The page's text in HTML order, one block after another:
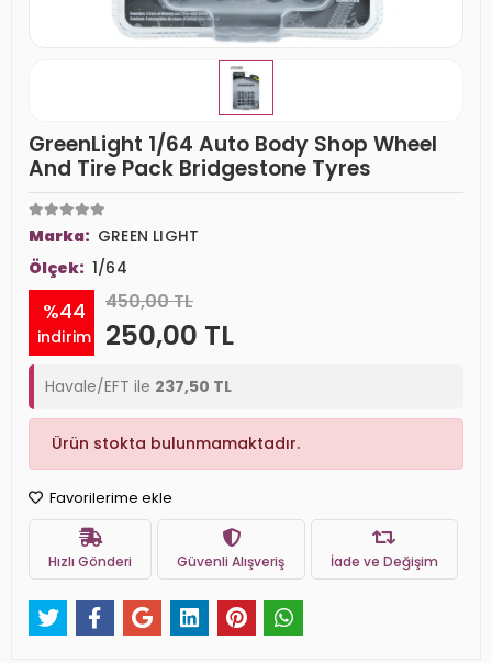
GreenLight 1/64 Auto Body Shop Wheel
And Tire Pack Bridgestone Tyres
Marka: GREEN LIGHT
Ölçek: 1/64
%44
indirim
450,00 TL
250,00 TL
Havale/EFT ile 237,50 TL
Ürün stokta bulunmamaktadır.
Favorilerime ekle
Hızlı Gönderi Güvenli Alışveriş İade ve Değişim